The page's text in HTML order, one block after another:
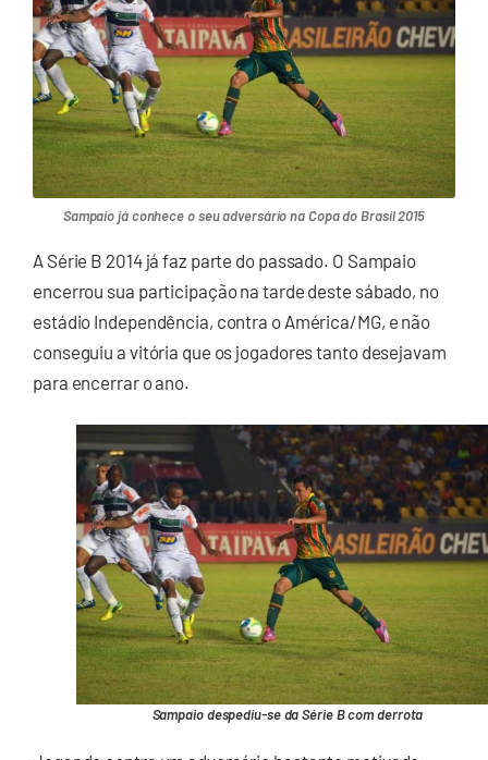
Sampaio já conhece o seu adversário na Copa do Brasil 2015
A Série B 2014 já faz parte do passado. O Sampaio
encerrou sua participação na tarde deste sábado, no
estádio Independência, contra o América/MG, e não
conseguiu a vitória que os jogadores tanto desejavam
para encerrar o ano.
Sampaio despediu-se da Série B com derrota